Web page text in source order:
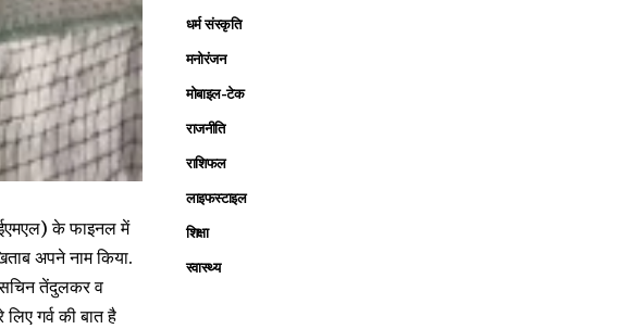
के फाइनल में
अपने नाम किया.
सचिन तेंदुलकर व
गर्व की बात है
धर्म संस्कृति
मनोरंजन
मोबाइल-टेक
राजनीति
राशिफल
लाइफस्टाइल
शिक्षा
स्वास्थ्य